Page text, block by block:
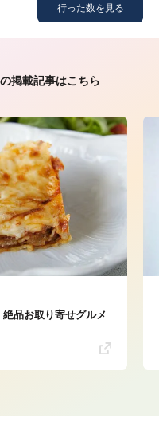
行った数を見る
掲載記事はこちら
品お取り寄せグルメ